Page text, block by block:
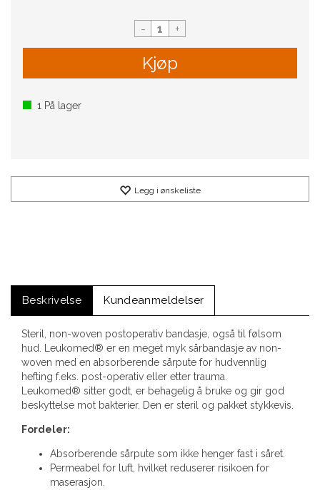
- +
Kjøp
1 På lager
Legg i ønskeliste
Beskrivelse Kundeanmeldelser
Steril, non-woven postoperativ bandasje, også til følsom
hud. Leukomed® er en meget myk sårbandasje av non-
woven med en absorberende sårpute for hudvennlig
hefting f.eks. post-operativ eller etter trauma.
Leukomed® sitter godt, er behagelig å bruke og gir god
beskyttelse mot bakterier. Den er steril og pakket stykkevis.
Fordeler:
Absorberende sårpute som ikke henger fast i såret.
Permeabel for luft, hvilket reduserer risikoen for
maserasjon.